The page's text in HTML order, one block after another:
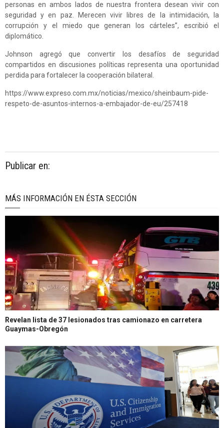
personas en ambos lados de nuestra frontera desean vivir con
seguridad y en paz. Merecen vivir libres de la intimidación, la
corrupción y el miedo que generan los cárteles”, escribió el
diplomático.
Johnson agregó que convertir los desafíos de seguridad
compartidos en discusiones políticas representa una oportunidad
perdida para fortalecer la cooperación bilateral.
https://www.expreso.com.mx/noticias/mexico/sheinbaum-pide-
respeto-de-asuntos-internos-a-embajador-de-eu/257418
Publicar en:
MÁS INFORMACIÓN EN ÉSTA SECCIÓN
Revelan lista de 37 lesionados tras camionazo en carretera
Guaymas-Obregón